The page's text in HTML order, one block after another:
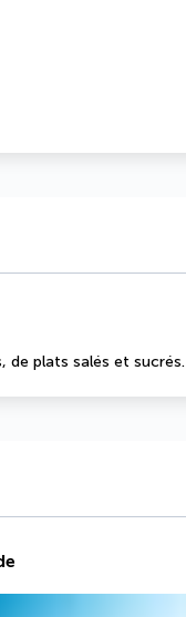
de plats salés et sucrés.